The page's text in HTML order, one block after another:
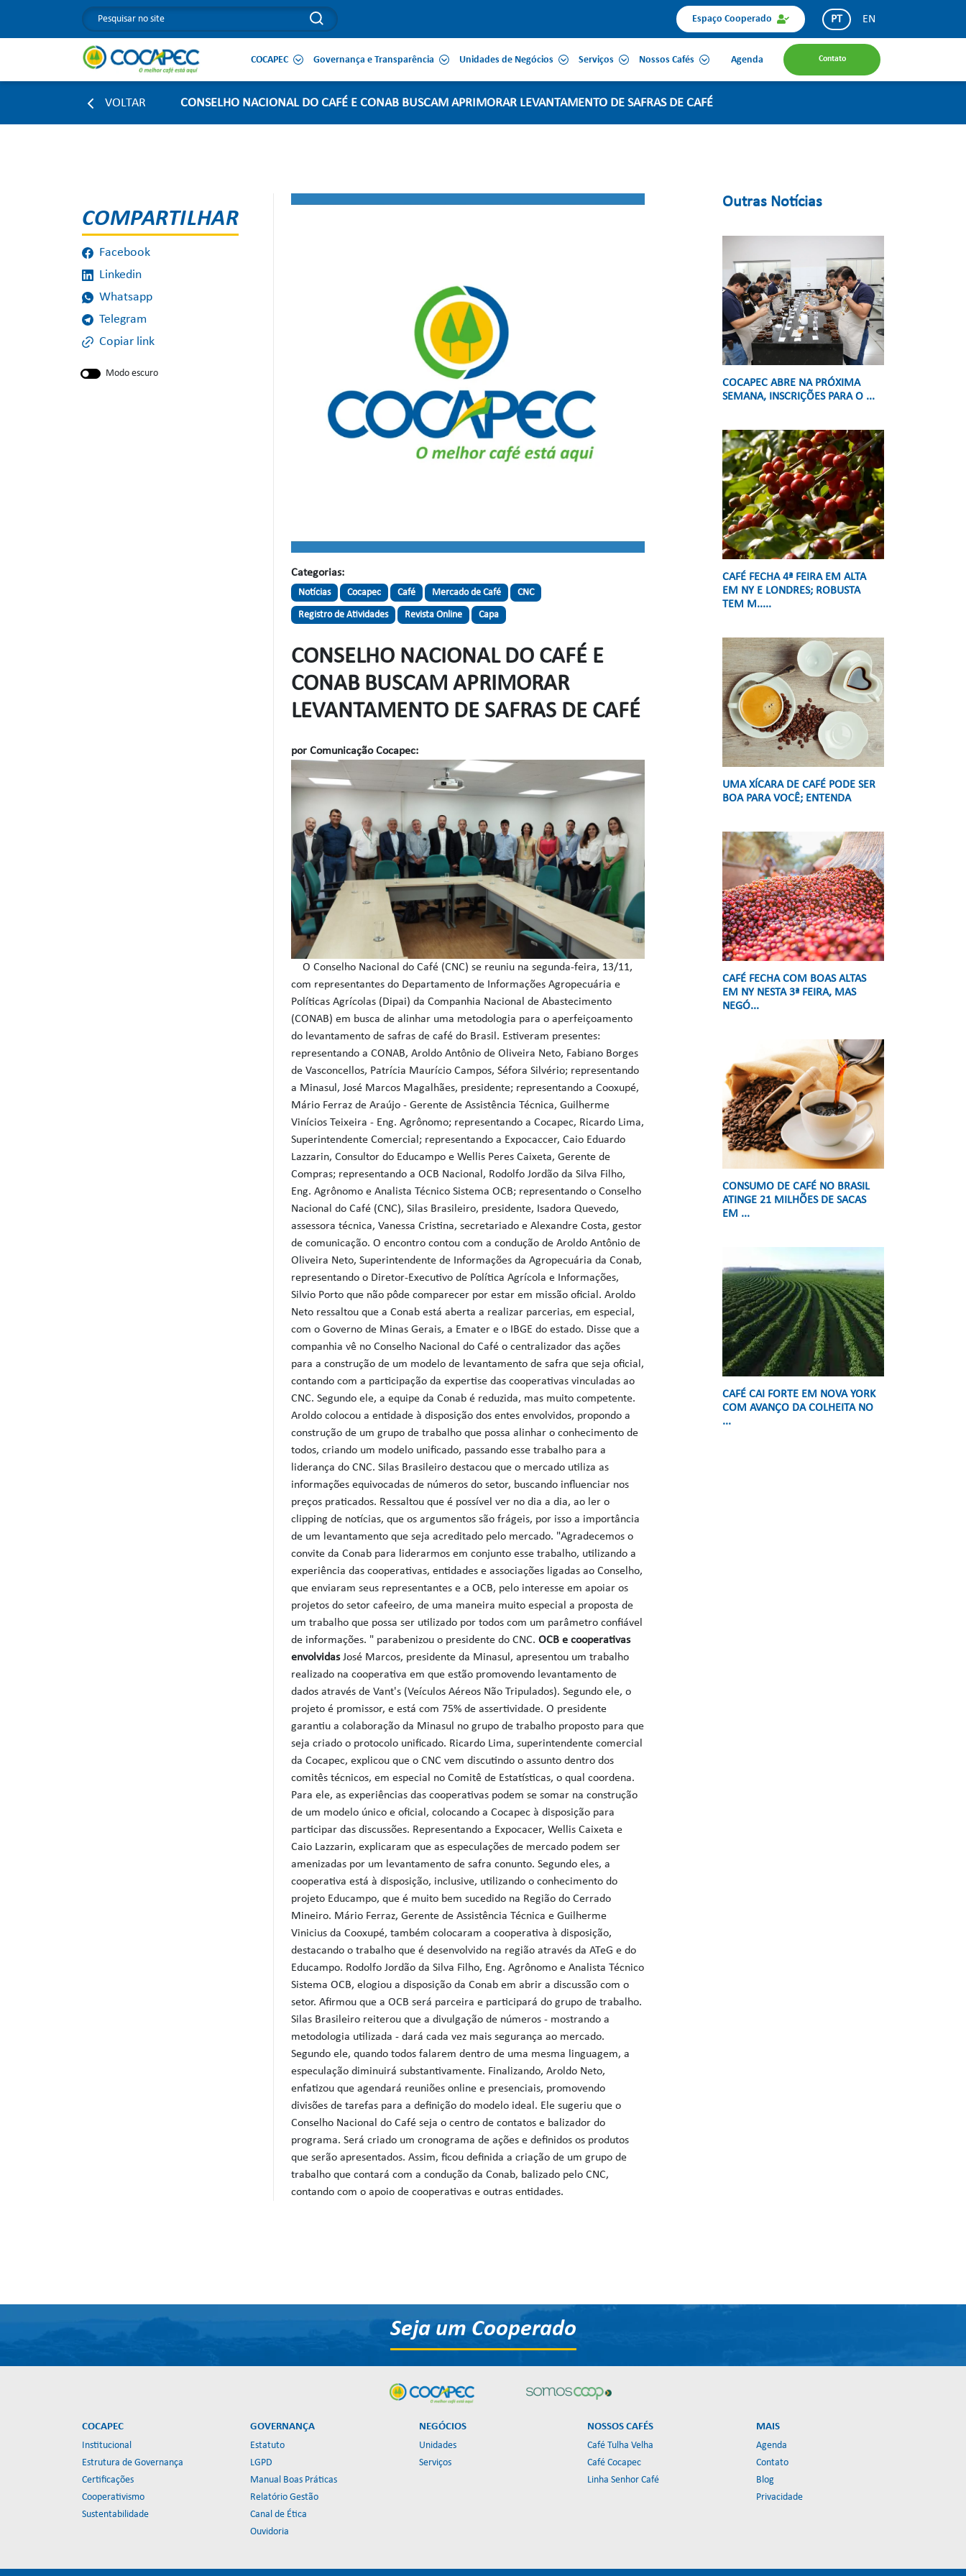
Espaço Cooperado PT EN
COCAPEC Governança e Transparência Unidades de Negócios Serviços Nossos Cafés Agenda Contato
VOLTAR CONSELHO NACIONAL DO CAFÉ E CONAB BUSCAM APRIMORAR LEVANTAMENTO DE SAFRAS DE CAFÉ
COMPARTILHAR
Facebook
Linkedin
Whatsapp
Telegram
Copiar link
Modo escuro
Categorias:
Notícias Cocapec Café Mercado de Café CNC
Registro de Atividades Revista Online Capa
CONSELHO NACIONAL DO CAFÉ E
CONAB BUSCAM APRIMORAR
LEVANTAMENTO DE SAFRAS DE CAFÉ
por Comunicação Cocapec:
O Conselho Nacional do Café (CNC) se reuniu na segunda-feira, 13/11,
com representantes do Departamento de Informações Agropecuária e
Políticas Agrícolas (Dipai) da Companhia Nacional de Abastecimento
(CONAB) em busca de alinhar uma metodologia para o aperfeiçoamento
do levantamento de safras de café do Brasil. Estiveram presentes:
representando a CONAB, Aroldo Antônio de Oliveira Neto, Fabiano Borges
de Vasconcellos, Patrícia Maurício Campos, Séfora Silvério; representando
a Minasul, José Marcos Magalhães, presidente; representando a Cooxupé,
Mário Ferraz de Araújo - Gerente de Assistência Técnica, Guilherme
Vinícios Teixeira - Eng. Agrônomo; representando a Cocapec, Ricardo Lima,
Superintendente Comercial; representando a Expocaccer, Caio Eduardo
Lazzarin, Consultor do Educampo e Wellis Peres Caixeta, Gerente de
Compras; representando a OCB Nacional, Rodolfo Jordão da Silva Filho,
Eng. Agrônomo e Analista Técnico Sistema OCB; representando o Conselho
Nacional do Café (CNC), Silas Brasileiro, presidente, Isadora Quevedo,
assessora técnica, Vanessa Cristina, secretariado e Alexandre Costa, gestor
de comunicação. O encontro contou com a condução de Aroldo Antônio de
Oliveira Neto, Superintendente de Informações da Agropecuária da Conab,
representando o Diretor-Executivo de Política Agrícola e Informações,
Silvio Porto que não pôde comparecer por estar em missão oficial. Aroldo
Neto ressaltou que a Conab está aberta a realizar parcerias, em especial,
com o Governo de Minas Gerais, a Emater e o IBGE do estado. Disse que a
companhia vê no Conselho Nacional do Café o centralizador das ações
para a construção de um modelo de levantamento de safra que seja oficial,
contando com a participação da expertise das cooperativas vinculadas ao
CNC. Segundo ele, a equipe da Conab é reduzida, mas muito competente.
Aroldo colocou a entidade à disposição dos entes envolvidos, propondo a
construção de um grupo de trabalho que possa alinhar o conhecimento de
todos, criando um modelo unificado, passando esse trabalho para a
liderança do CNC. Silas Brasileiro destacou que o mercado utiliza as
informações equivocadas de números do setor, buscando influenciar nos
preços praticados. Ressaltou que é possível ver no dia a dia, ao ler o
clipping de notícias, que os argumentos são frágeis, por isso a importância
de um levantamento que seja acreditado pelo mercado. "Agradecemos o
convite da Conab para liderarmos em conjunto esse trabalho, utilizando a
experiência das cooperativas, entidades e associações ligadas ao Conselho,
que enviaram seus representantes e a OCB, pelo interesse em apoiar os
projetos do setor cafeeiro, de uma maneira muito especial a proposta de
um trabalho que possa ser utilizado por todos com um parâmetro confiável
de informações. " parabenizou o presidente do CNC.OCB e cooperativas
envolvidasJosé Marcos, presidente da Minasul, apresentou um trabalho
realizado na cooperativa em que estão promovendo levantamento de
dados através de Vant's (Veículos Aéreos Não Tripulados). Segundo ele, o
projeto é promissor, e está com 75% de assertividade. O presidente
garantiu a colaboração da Minasul no grupo de trabalho proposto para que
seja criado o protocolo unificado. Ricardo Lima, superintendente comercial
da Cocapec, explicou que o CNC vem discutindo o assunto dentro dos
comitês técnicos, em especial no Comitê de Estatísticas, o qual coordena.
Para ele, as experiências das cooperativas podem se somar na construção
de um modelo único e oficial, colocando a Cocapec à disposição para
participar das discussões. Representando a Expocacer, Wellis Caixeta e
Caio Lazzarin, explicaram que as especulações de mercado podem ser
amenizadas por um levantamento de safra conunto. Segundo eles, a
cooperativa está à disposição, inclusive, utilizando o conhecimento do
projeto Educampo, que é muito bem sucedido na Região do Cerrado
Mineiro. Mário Ferraz, Gerente de Assistência Técnica e Guilherme
Vinicius da Cooxupé, também colocaram a cooperativa à disposição,
destacando o trabalho que é desenvolvido na região através da ATeG e do
Educampo. Rodolfo Jordão da Silva Filho, Eng. Agrônomo e Analista Técnico
Sistema OCB, elogiou a disposição da Conab em abrir a discussão com o
setor. Afirmou que a OCB será parceira e participará do grupo de trabalho.
Silas Brasileiro reiterou que a divulgação de números - mostrando a
metodologia utilizada - dará cada vez mais segurança ao mercado.
Segundo ele, quando todos falarem dentro de uma mesma linguagem, a
especulação diminuirá substantivamente. Finalizando, Aroldo Neto,
enfatizou que agendará reuniões online e presenciais, promovendo
divisões de tarefas para a definição do modelo ideal. Ele sugeriu que o
Conselho Nacional do Café seja o centro de contatos e balizador do
programa. Será criado um cronograma de ações e definidos os produtos
que serão apresentados. Assim, ficou definida a criação de um grupo de
trabalho que contará com a condução da Conab, balizado pelo CNC,
contando com o apoio de cooperativas e outras entidades.
Outras Notícias
COCAPEC ABRE NA PRÓXIMA
SEMANA, INSCRIÇÕES PARA O ...
CAFÉ FECHA 4ª FEIRA EM ALTA
EM NY E LONDRES; ROBUSTA
TEM M.....
UMA XÍCARA DE CAFÉ PODE SER
BOA PARA VOCÊ; ENTENDA
CAFÉ FECHA COM BOAS ALTAS
EM NY NESTA 3ª FEIRA, MAS
NEGÓ...
CONSUMO DE CAFÉ NO BRASIL
ATINGE 21 MILHÕES DE SACAS
EM ...
CAFÉ CAI FORTE EM NOVA YORK
COM AVANÇO DA COLHEITA NO
...
Seja um Cooperado
COCAPEC
Institucional
Estrutura de Governança
Certificações
Cooperativismo
Sustentabilidade
GOVERNANÇA
Estatuto
LGPD
Manual Boas Práticas
Relatório Gestão
Canal de Ética
Ouvidoria
NEGÓCIOS
Unidades
Serviços
NOSSOS CAFÉS
Café Tulha Velha
Café Cocapec
Linha Senhor Café
MAIS
Agenda
Contato
Blog
Privacidade